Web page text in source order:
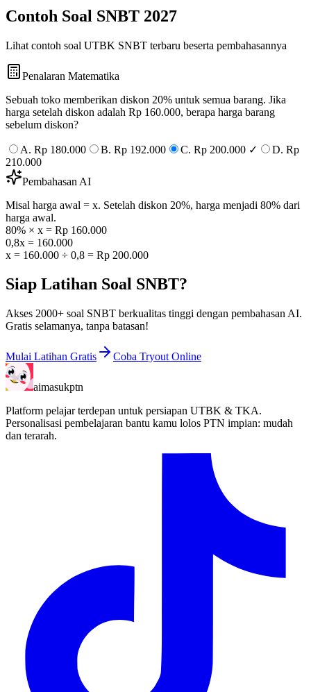
Contoh Soal SNBT 2027
Lihat contoh soal UTBK SNBT terbaru beserta pembahasannya
Penalaran Matematika
Sebuah toko memberikan diskon 20% untuk semua barang. Jika
harga setelah diskon adalah Rp 160.000, berapa harga barang
sebelum diskon?
A. Rp 180.000 B. Rp 192.000 C. Rp 200.000 ✓
D. Rp
210.000
Pembahasan AI
Misal harga awal = x. Setelah diskon 20%, harga menjadi 80% dari
harga awal.
80% × x = Rp 160.000
0,8x = 160.000
x = 160.000 ÷ 0,8 = Rp 200.000
Siap Latihan Soal SNBT?
Akses 2000+ soal SNBT berkualitas tinggi dengan pembahasan AI.
Gratis selamanya, tanpa batasan!
Mulai Latihan Gratis Coba Tryout Online
aimasukptn
Platform pelajar terdepan untuk persiapan UTBK & TKA.
Personalisasi pembelajaran bantu kamu lolos PTN impian: mudah
dan terarah.